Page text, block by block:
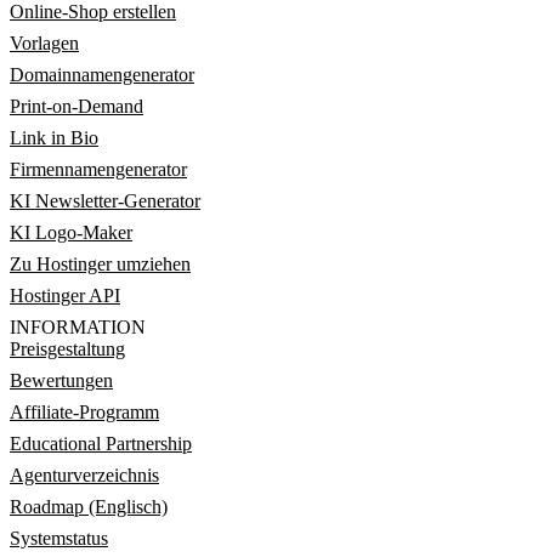
Online-Shop erstellen
Vorlagen
Domainnamengenerator
Print-on-Demand
Link in Bio
Firmennamengenerator
KI Newsletter-Generator
KI Logo-Maker
Zu Hostinger umziehen
Hostinger API
INFORMATION
Preisgestaltung
Bewertungen
Affiliate-Programm
Educational Partnership
Agenturverzeichnis
Roadmap (Englisch)
Systemstatus